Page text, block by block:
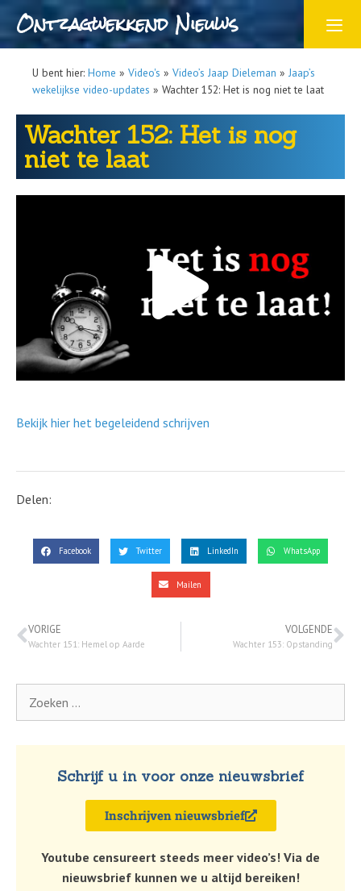
Ontzagwekkend Nieuws
U bent hier: Home » Video's » Video’s Jaap Dieleman » Jaap’s
wekelijkse video-updates » Wachter 152: Het is nog niet te laat
Wachter 152: Het is nog
niet te laat
Bekijk hier het begeleidend schrijven
Delen:
Facebook Twitter LinkedIn WhatsApp
Mailen
VORIGE
Wachter 151: Hemel op Aarde
VOLGENDE
Wachter 153: Opstanding
Schrijf u in voor onze nieuwsbrief
Inschrijven nieuwsbrief
Youtube censureert steeds meer video’s! Via de
nieuwsbrief kunnen we u altijd bereiken!